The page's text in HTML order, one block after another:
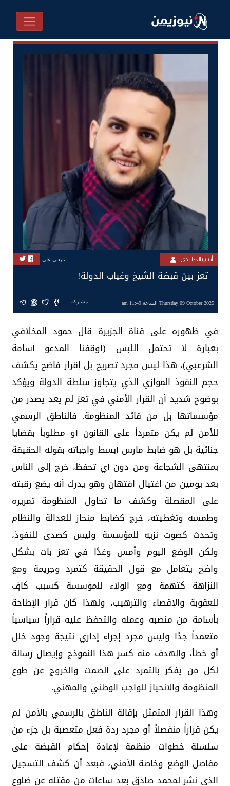
أنس الخليدي تابعنى على
تعز بين قبضة الشيخ وغياب الدولة!
Thursday 09 October 2025 الساعة 11:49 am مشاركة
في ظهوره على قناة الجزيرة قال حمود المخلافي
بعبارة لا تحتمل اللبس (أوقفنا المدعو أسامة
الشرعبي)، هذا ليس مجرد تصريح بل إقرار فاضح يكشف
حجم النفوذ الموازي الذي يتجاوز سلطة الدولة ويؤكد
بوضوح شديد أن القرار الأمني في تعز لم يعد يصدر من
مؤسساتها بل من قائد المنظومة. فالناطق الرسمي
للأمن لم يكن متمرداً على القانون أو مطلوباً بقضايا
جنائية بل هو ضابط مارس أبسط واجباته بقوله الحقيقة
بمنتهى الشجاعة ومن دون أي تحفظ، خرج إلى الناس
بعد يومين من اغتيال افتهان وهو يدرك أنه يضع رقبته
على المقصلة وكشف ما تحاول المنظومة تمريره
وطمسه وتغطيته، خرج كضابط منحاز للعدالة والنظام
وتحدث كصوت نزيه للمؤسسة وليس كصدى للنفوذ،
ولكن الوضع اليوم وأمس وغدًا في تعز بات بشكل
واضح يتعامل مع قول الحقيقة كتمرد وجريمة ومع
النزاهة كتهمة ومع الولاء للمؤسسة كسبب كافٍ
للعقوبة والإقصاء والترهيب، ولهذا كان قرار الإطاحة
بأسامة من منصبه وعمله والتحفظ عليه قراراً سياسياً
متعمداً جدًا وليس مجرد إجراء إداري نتيجة وجود خلل
أو خطأ، والهدف منه كسر هذا النموذج وإيصال رسالة
لكل من يفكر بالتمرد على الصمت والخروج عن طوع
المنظومة والانحياز للواجب الوطني والمهني.
وهذا القرار المتمثل بإقالة الناطق بالرسمي بالأمن لم
يكن قراراً منفصلاً أو مجرد ردة فعل متعصبة بل جزء من
سلسلة خطوات منظمة لإعادة إحكام القبضة على
مفاصل الوضع وخاصة الأمني، فبعد أن كشف التسجيل
الذي نشر لمحمد صادق بعد ساعات من مقتله عن ضلوع